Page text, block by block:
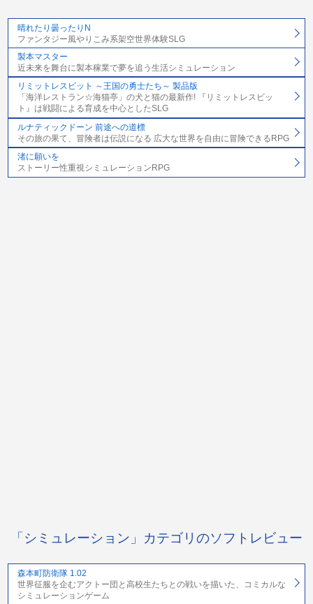
晴れたり曇ったりN
ファンタジー風やりこみ系架空世界体験SLG
製本マスター
近未来を舞台に製本稼業で夢を追う生活シミュレーション
リミットレスビット ～王国の勇士たち～ 製品版
「海洋レストラン☆海猫亭」の犬と猫の最新作! 『リミットレスビッ
ト』は戦闘による育成を中心としたSLG
ルナティックドーン 前途への道標
その旅の果て、冒険者は伝説になる 広大な世界を自由に冒険できるRPG
渚に願いを
ストーリー性重視シミュレーションRPG
「シミュレーション」カテゴリのソフトレビュー
森本町防衛隊 1.02
世界征服を企むアクトー団と高校生たちとの戦いを描いた、コミカルな
シミュレーションゲーム